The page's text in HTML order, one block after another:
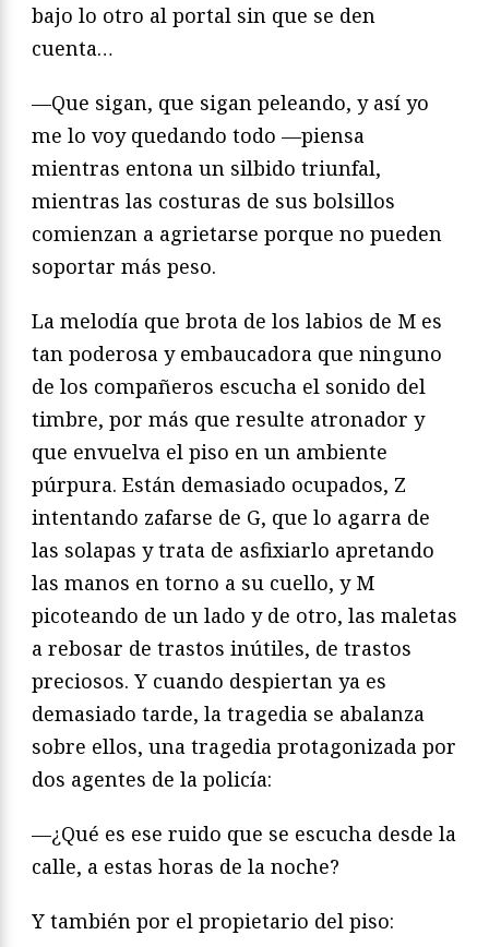
bajo lo otro al portal sin que se den
cuenta…
—Que sigan, que sigan peleando, y así yo
me lo voy quedando todo —piensa
mientras entona un silbido triunfal,
mientras las costuras de sus bolsillos
comienzan a agrietarse porque no pueden
soportar más peso.
La melodía que brota de los labios de M es
tan poderosa y embaucadora que ninguno
de los compañeros escucha el sonido del
timbre, por más que resulte atronador y
que envuelva el piso en un ambiente
púrpura. Están demasiado ocupados, Z
intentando zafarse de G, que lo agarra de
las solapas y trata de asfixiarlo apretando
las manos en torno a su cuello, y M
picoteando de un lado y de otro, las maletas
a rebosar de trastos inútiles, de trastos
preciosos. Y cuando despiertan ya es
demasiado tarde, la tragedia se abalanza
sobre ellos, una tragedia protagonizada por
dos agentes de la policía:
—¿Qué es ese ruido que se escucha desde la
calle, a estas horas de la noche?
Y también por el propietario del piso: